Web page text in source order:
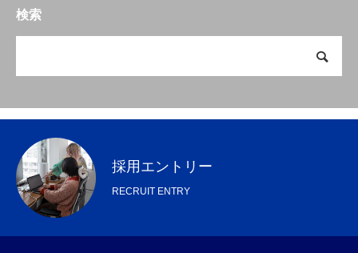
検索
採用エントリー
RECRUIT ENTRY